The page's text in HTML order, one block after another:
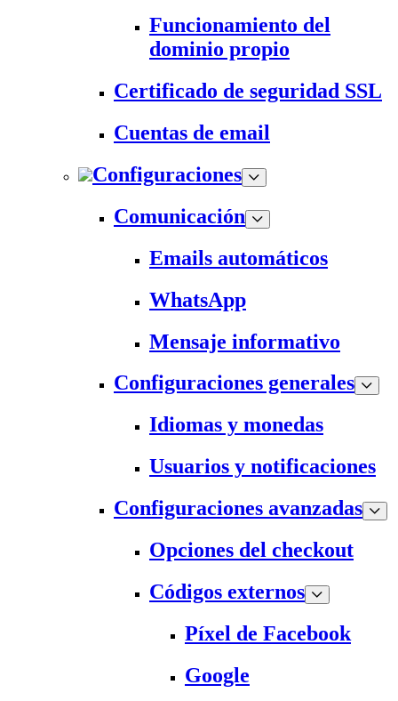
Funcionamiento del
dominio propio
Certificado de seguridad SSL
Cuentas de email
Configuraciones
Comunicación
Emails automáticos
WhatsApp
Mensaje informativo
Configuraciones generales
Idiomas y monedas
Usuarios y notificaciones
Configuraciones avanzadas
Opciones del checkout
Códigos externos
Píxel de Facebook
Google